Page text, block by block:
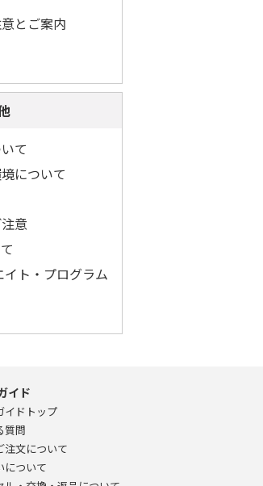
とご案内
て
について
意
ト・プログラム
イド
イドトップ
質問
注文について
について